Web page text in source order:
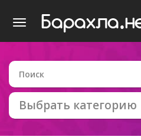
Выбрать категорию